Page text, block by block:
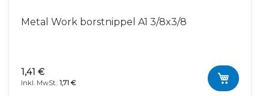
Metal Work borstnippel A1 3/8x3/8
1,71 €
1,41 €